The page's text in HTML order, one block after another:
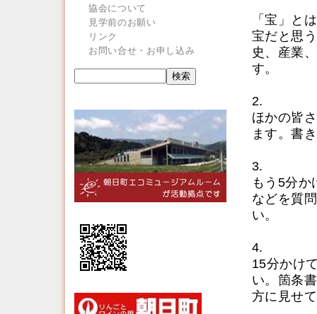
協会について
見学前のお願い
リンク
お問い合せ・お申し込み
「宝」と
宝だと思
史、産業
す。
2.
ほかの皆
ます。書
3.
もう5分か
などを質
い。
4.
15分かけ
い。箇条
方に見せ